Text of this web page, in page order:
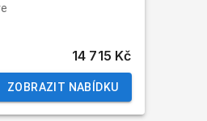
14 715 Kč
ZOBRAZIT NABÍDKU